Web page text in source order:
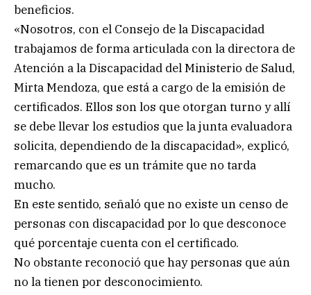
beneficios.
«Nosotros, con el Consejo de la Discapacidad
trabajamos de forma articulada con la directora de
Atención a la Discapacidad del Ministerio de Salud,
Mirta Mendoza, que está a cargo de la emisión de
certificados. Ellos son los que otorgan turno y allí
se debe llevar los estudios que la junta evaluadora
solicita, dependiendo de la discapacidad», explicó,
remarcando que es un trámite que no tarda
mucho.
En este sentido, señaló que no existe un censo de
personas con discapacidad por lo que desconoce
qué porcentaje cuenta con el certificado.
No obstante reconoció que hay personas que aún
no la tienen por desconocimiento.